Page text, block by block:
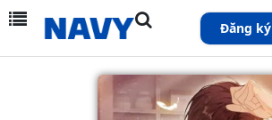
Đăng ký